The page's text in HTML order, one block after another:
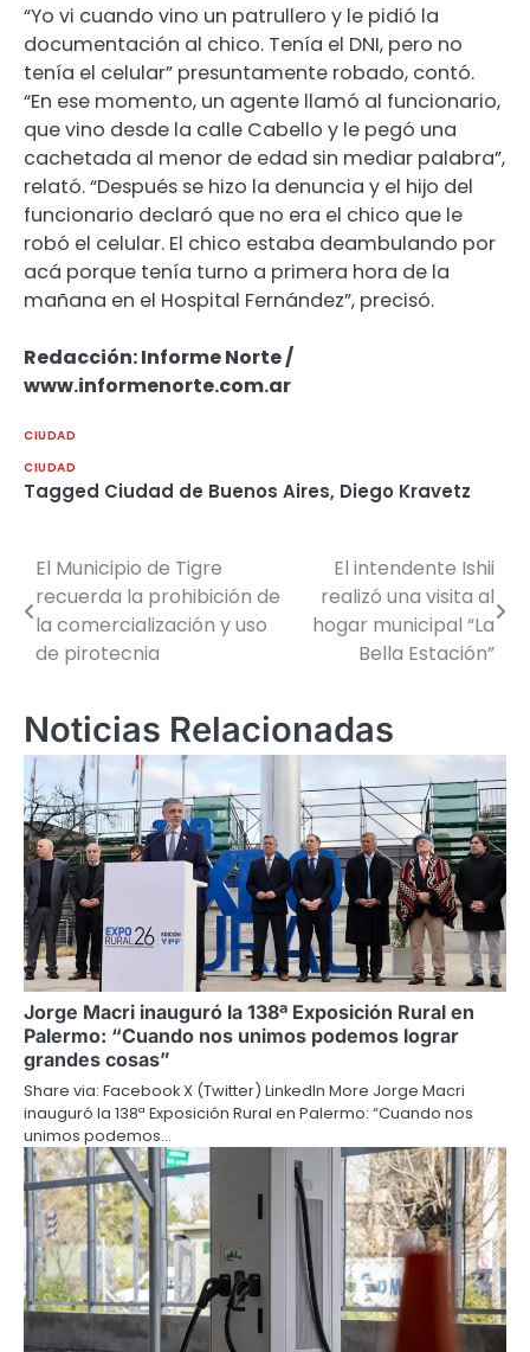
“Yo vi cuando vino un patrullero y le pidió la
documentación al chico. Tenía el DNI, pero no
tenía el celular” presuntamente robado, contó.
“En ese momento, un agente llamó al funcionario,
que vino desde la calle Cabello y le pegó una
cachetada al menor de edad sin mediar palabra”,
relató. “Después se hizo la denuncia y el hijo del
funcionario declaró que no era el chico que le
robó el celular. El chico estaba deambulando por
acá porque tenía turno a primera hora de la
mañana en el Hospital Fernández”, precisó.
Redacción: Informe Norte /
www.informenorte.com.ar
CIUDAD
CIUDAD
Tagged Ciudad de Buenos Aires, Diego Kravetz
Navegación
de
entradas
El Municipio de Tigre
recuerda la prohibición de
la comercialización y uso
de pirotecnia
El intendente Ishii
realizó una visita al
hogar municipal “La
Bella Estación”
Noticias Relacionadas
Jorge Macri inauguró la 138ª Exposición Rural en
Palermo: “Cuando nos unimos podemos lograr
grandes cosas”
Share via: Facebook X (Twitter) LinkedIn More Jorge Macri
inauguró la 138ª Exposición Rural en Palermo: “Cuando nos
unimos podemos…